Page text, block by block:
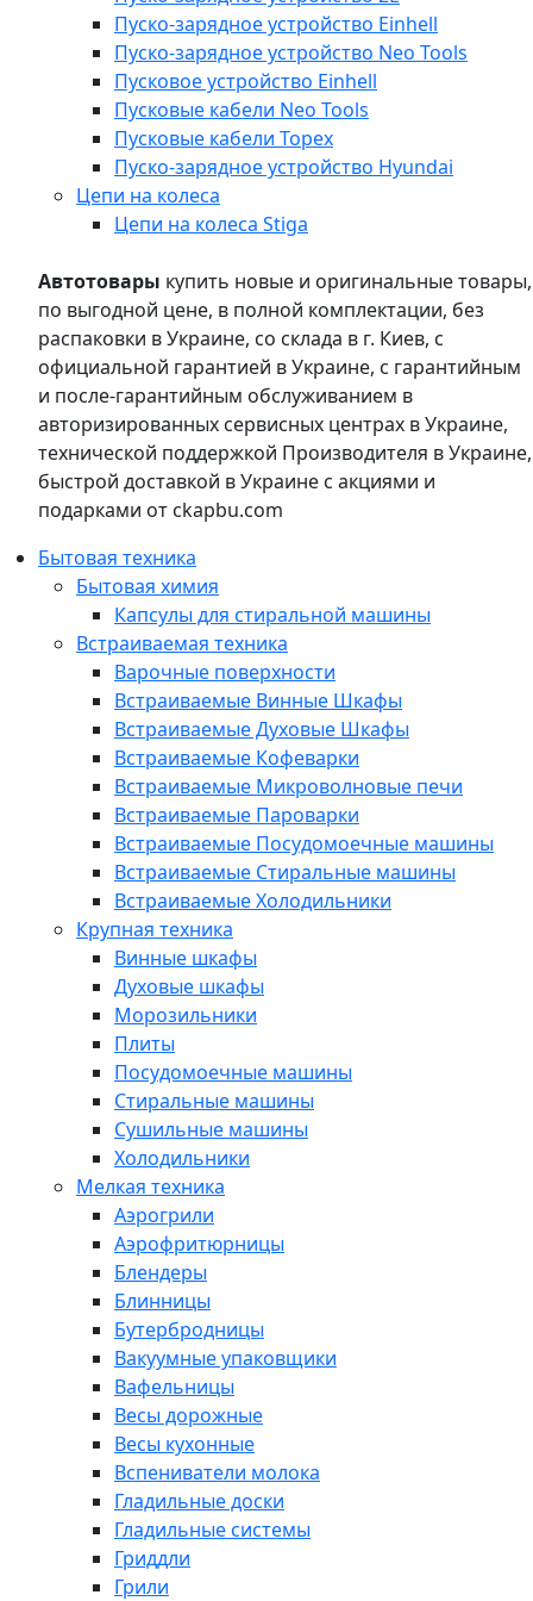
Пуско-зарядное устройство Einhell
Пуско-зарядное устройство Neo Tools
Пусковое устройство Einhell
Пусковые кабели Neo Tools
Пусковые кабели Topex
Пуско-зарядное устройство Hyundai
Цепи на колеса
Цепи на колеса Stiga
Автотовары купить новые и оригинальные товары,
по выгодной цене, в полной комплектации, без
распаковки в Украине, со склада в г. Киев, с
официальной гарантией в Украине, с гарантийным
и после-гарантийным обслуживанием в
авторизированных сервисных центрах в Украине,
технической поддержкой Производителя в Украине,
быстрой доставкой в Украине с акциями и
подарками от ckapbu.com
Бытовая техника
Бытовая химия
Капсулы для стиральной машины
Встраиваемая техника
Варочные поверхности
Встраиваемые Винные Шкафы
Встраиваемые Духовые Шкафы
Встраиваемые Кофеварки
Встраиваемые Микроволновые печи
Встраиваемые Пароварки
Встраиваемые Посудомоечные машины
Встраиваемые Стиральные машины
Встраиваемые Холодильники
Крупная техника
Винные шкафы
Духовые шкафы
Морозильники
Плиты
Посудомоечные машины
Стиральные машины
Сушильные машины
Холодильники
Мелкая техника
Аэрогрили
Аэрофритюрницы
Блендеры
Блинницы
Бутербродницы
Вакуумные упаковщики
Вафельницы
Весы дорожные
Весы кухонные
Вспениватели молока
Гладильные доски
Гладильные системы
Гриддли
Грили